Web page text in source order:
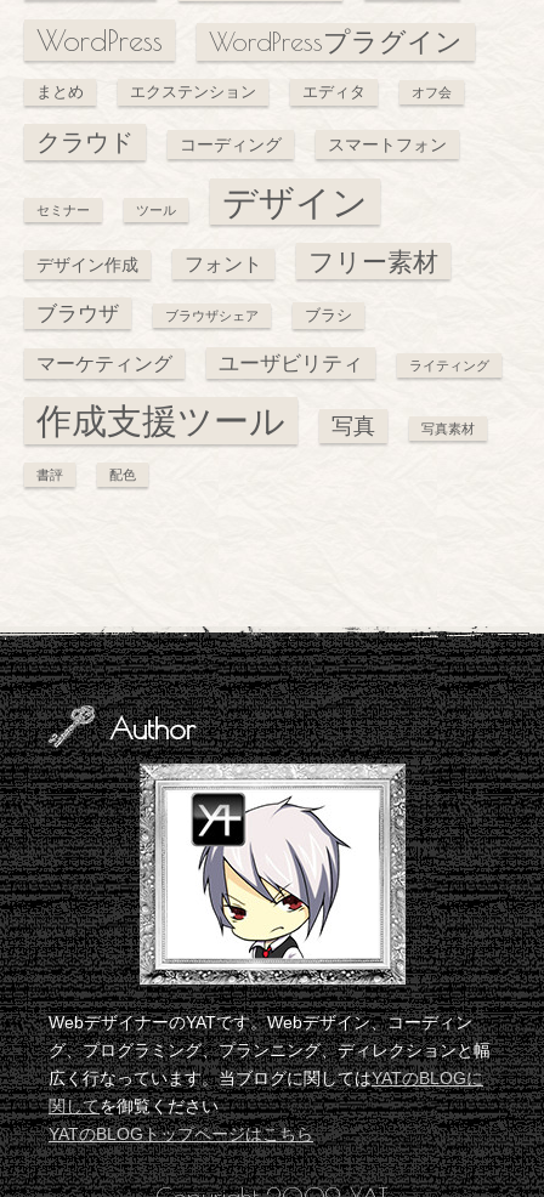
WordPress WordPressプラグイン
まとめ エクステンション エディタ オフ会
クラウド コーディング スマートフォン
セミナー ツール デザイン
デザイン作成 フォント フリー素材
ブラウザ ブラウザシェア ブラシ
マーケティング ユーザビリティ ライティング
作成支援ツール 写真 写真素材
書評 配色
Author
WebデザイナーのYATです。Webデザイン、コーディン
グ、プログラミング、プランニング、ディレクションと幅
広く行なっています。当ブログに関してはYATのBLOGに
関してを御覧ください
YATのBLOGトップページはこちら